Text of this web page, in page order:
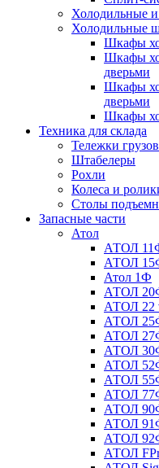
Холодильные
Холодильные
Шкафы
Шкафы
дверьми
Шкафы
дверьми
Шкафы
Техника для склада
Тележки
Штабелеры
Рохли
Колеса и
Столы
Запасные части
Атол
АТОЛ
АТОЛ
Атол 1Ф
АТОЛ
АТОЛ 22
АТОЛ
АТОЛ
АТОЛ
АТОЛ
АТОЛ
АТОЛ
АТОЛ
АТОЛ
АТОЛ
АТОЛ